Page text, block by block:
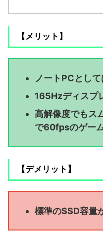
【メリット】
ノートPCとし
165Hzディスプ
高解像度でもス
で60fpsのゲー
【デメリット】
標準のSSD容量